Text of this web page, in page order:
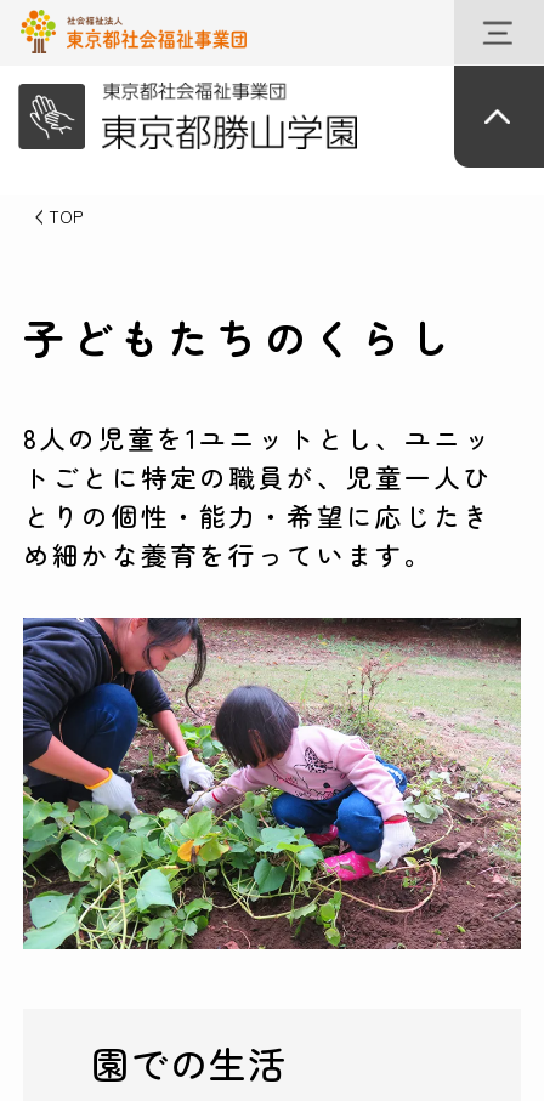
TOP
子どもたちのくらし
8人の児童を1ユニットとし、ユニッ
トごとに特定の職員が、児童一人ひ
とりの個性・能力・希望に応じたき
め細かな養育を行っています。
園での生活